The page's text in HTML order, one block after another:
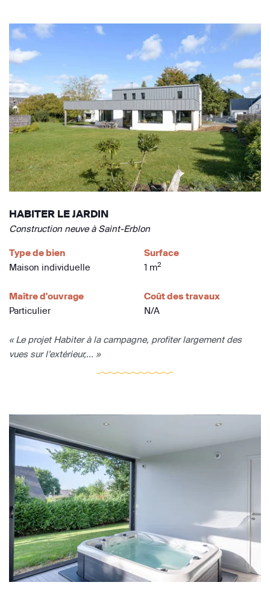
HABITER LE JARDIN
Construction neuve à Saint-Erblon
Type de bien
Maison individuelle
Surface
1 m2
Maître d'ouvrage
Particulier
Coût des travaux
N/A
« Le projet Habiter à la campagne, profiter largement des
vues sur l’extérieur,... »